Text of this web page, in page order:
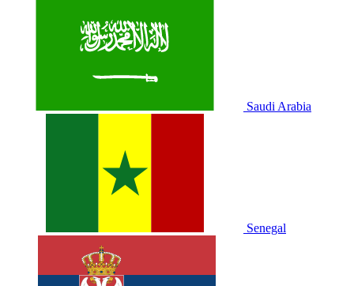
Saudi Arabia
Senegal